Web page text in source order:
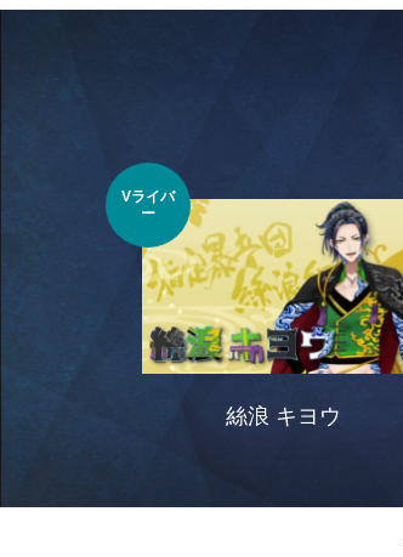
Vライバ
ー
絲浪 キヨウ